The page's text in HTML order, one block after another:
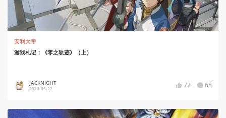
安利大帝
游戏札记：《零之轨迹》（上）
JACKNIGHT
2020-05-22 72 68